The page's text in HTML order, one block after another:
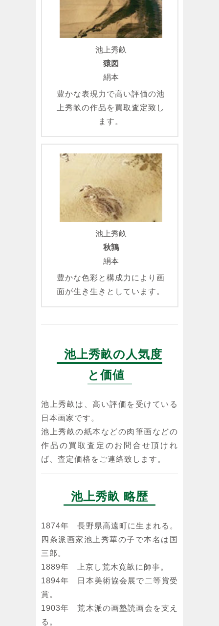
池上秀畝
猿図
絹本
豊かな表現力で高い評価の池
上秀畝の作品を買取査定致し
ます。
池上秀畝
秋鶉
絹本
豊かな色彩と構成力により画
面が生き生きとしています。
池上秀畝の人気度
と価値
池上秀畝は、高い評価を受けている
日本画家です。
池上秀畝の紙本などの肉筆画などの
作品の買取査定のお問合せ頂けれ
ば、査定価格をご連絡致します。
池上秀畝 略歴
1874年 長野県高遠町に生まれる。
四条派画家池上秀華の子で本名は国
三郎。
1889年 上京し荒木寛畝に師事。
1894年 日本美術協会展で二等賞受
賞。
1903年 荒木派の画塾読画会を支え
る。